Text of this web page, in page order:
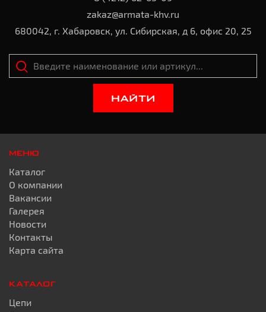
zakaz@armata-khv.ru
680042, г. Хабаровск, ул. Сибирская, д 6, офис 20, 25
НАЙТИ
МЕНЮ
Каталог
О компании
Вакансии
Галерея
Новости
Контакты
Карта сайта
КАТАЛОГ
Цепи